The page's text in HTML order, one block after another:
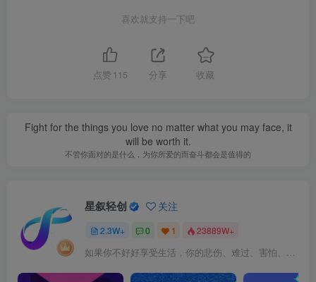
喜欢就支持一下吧
点赞 115 分享 收藏
Fight for the things you love no matter what you may face, it
will be worth it.
不管你面对的是什么，为你所爱的而奋斗都会是值得的
星叙轻创 关注
2.3W+ 0 1 23889W+
如果你不好好享受生活，你的悲伤、难过、害怕、羞愧和内疚会代替你享受